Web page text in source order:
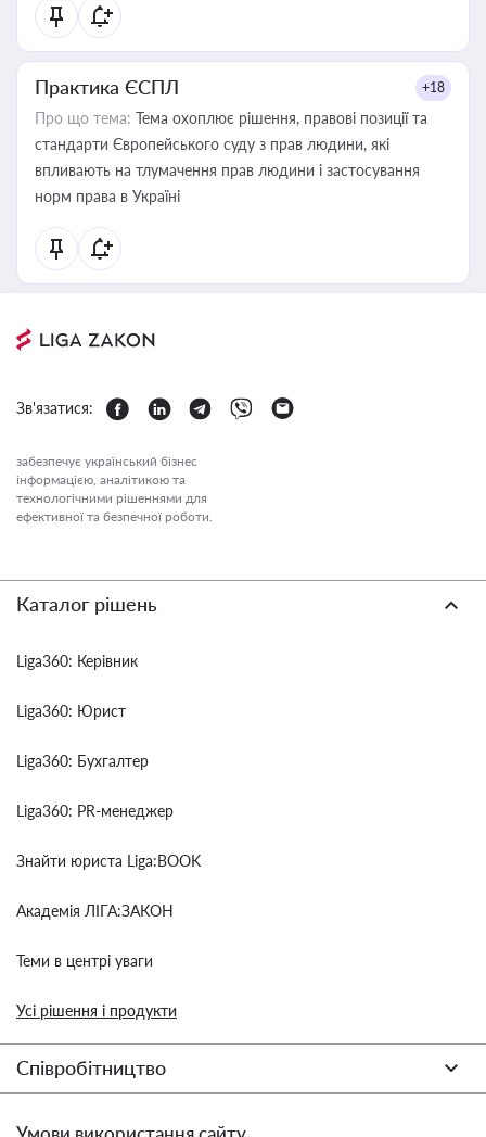
Практика ЄСПЛ +18
Про що тема: Тема охоплює рішення, правові позиції та
стандарти Європейського суду з прав людини, які
впливають на тлумачення прав людини і застосування
норм права в Україні
Зв'язатися:
забезпечує український бізнес
інформацією, аналітикою та
технологічними рішеннями для
ефективної та безпечної роботи.
Каталог рішень
Liga360: Керівник
Liga360: Юрист
Liga360: Бухгалтер
Liga360: PR-менеджер
Знайти юриста Liga:BOOK
Академія ЛІГА:ЗАКОН
Теми в центрі уваги
Усі рішення і продукти
Співробітництво